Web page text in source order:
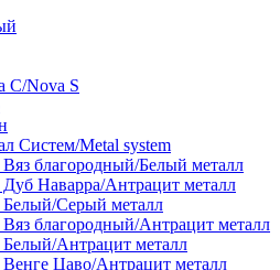
С/Nova S
Систем/Metal system
благородный/Белый металл
Наварра/Антрацит металл
Белый/Серый металл
благородный/Антрацит металл
Антрацит металл
Цаво/Антрацит металл